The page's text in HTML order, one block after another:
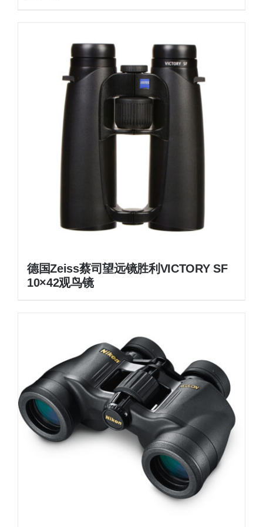
德国Zeiss蔡司望远镜胜利VICTORY SF
10×42观鸟镜